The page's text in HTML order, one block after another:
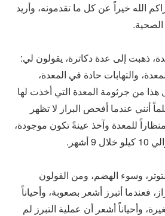
الله خيراً عن كل ما تقدمونه، وأريد
ذهبت إلى عدة دكاترة، يقولون لي:
والتهابات حادة في المعدة،
من جرثومة المعدة التي أخذت لها
أنني عندما أفحص البراز لا تظهر
للمعدة وآخذ عينةً تكون موجودة،
وسوء الهضم، ومن القولون
فعندما أتبرز أشعر بصعوبة، وأحياناً
وأحياناً أشعر أن عملية التبرز لم